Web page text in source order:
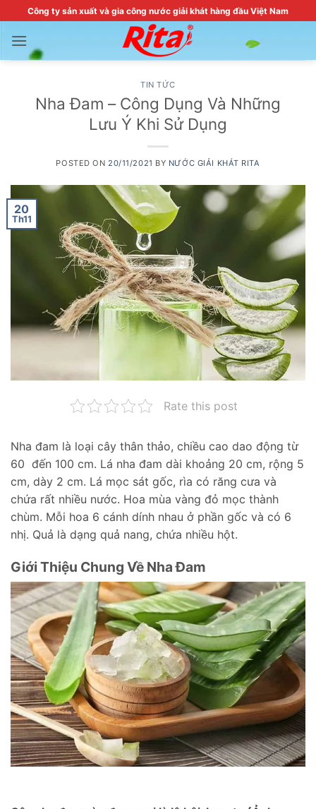
to
content
Công ty sản xuất và gia công nước giải khát hàng đầu Việt Nam
TIN TỨC
Nha Đam – Công Dụng Và Những
Lưu Ý Khi Sử Dụng
POSTED ON 20/11/2021 BY NƯỚC GIẢI KHÁT RITA
20
Th11
Rate this post
Nha đam là loại cây thân thảo, chiều cao dao động từ
60 đến 100 cm. Lá nha đam dài khoảng 20 cm, rộng 5
cm, dày 2 cm. Lá mọc sát gốc, rìa có răng cưa và
chứa rất nhiều nước. Hoa mùa vàng đỏ mọc thành
chùm. Mỗi hoa 6 cánh dính nhau ở phần gốc và có 6
nhị. Quả là dạng quả nang, chứa nhiều hột.
Giới Thiệu Chung Về Nha Đam